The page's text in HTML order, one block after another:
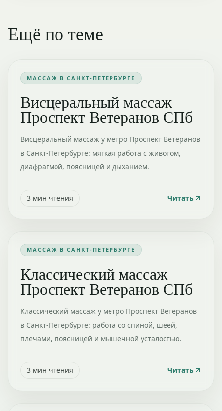
Ещё по теме
МАССАЖ В САНКТ-ПЕТЕРБУРГЕ
Висцеральный массаж
Проспект Ветеранов СПб
Висцеральный массаж у метро Проспект Ветеранов
в Санкт-Петербурге: мягкая работа с животом,
диафрагмой, поясницей и дыханием.
3 мин чтения Читать
МАССАЖ В САНКТ-ПЕТЕРБУРГЕ
Классический массаж
Проспект Ветеранов СПб
Классический массаж у метро Проспект Ветеранов
в Санкт-Петербурге: работа со спиной, шеей,
плечами, поясницей и мышечной усталостью.
3 мин чтения Читать